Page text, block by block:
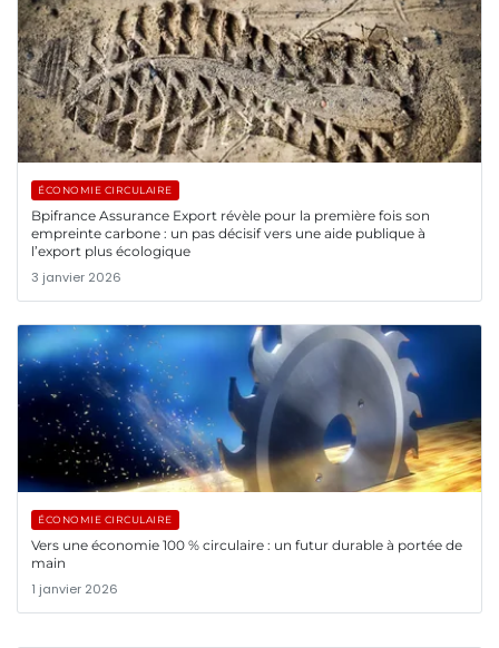
ÉCONOMIE CIRCULAIRE
Bpifrance Assurance Export révèle pour la première fois son
empreinte carbone : un pas décisif vers une aide publique à
l’export plus écologique
3 janvier 2026
ÉCONOMIE CIRCULAIRE
Vers une économie 100 % circulaire : un futur durable à portée de
main
1 janvier 2026